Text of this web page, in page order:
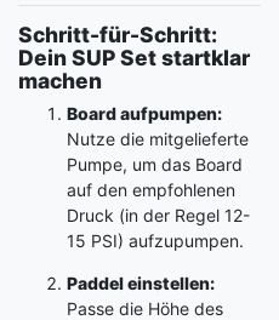
Schritt-für-Schritt:
Dein SUP Set startklar
machen
Board aufpumpen:
Nutze die mitgelieferte
Pumpe, um das Board
auf den empfohlenen
Druck (in der Regel 12-
15 PSI) aufzupumpen.
Paddel einstellen:
Passe die Höhe des